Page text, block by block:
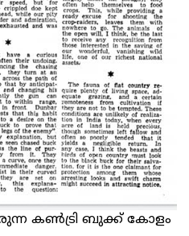
കണ്‍ട്രി ബുക്ക് കോളം